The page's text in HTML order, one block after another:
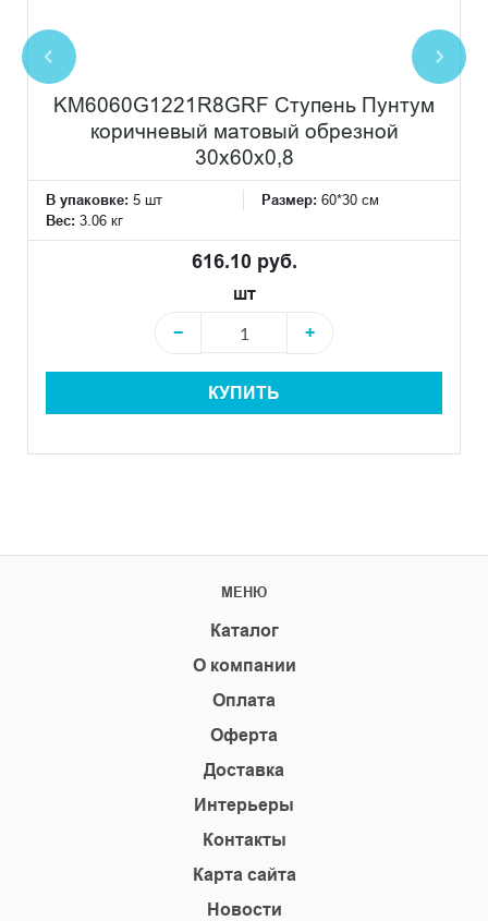
KM6060G1221R8GRF Ступень Пунтум
коричневый матовый обрезной
30x60x0,8
В упаковке: 5 шт Размер: 60*30 см
Вес: 3.06 кг
616.10 руб.
шт
−
+
КУПИТЬ
МЕНЮ
Каталог
О компании
Оплата
Оферта
Доставка
Интерьеры
Контакты
Карта сайта
Новости